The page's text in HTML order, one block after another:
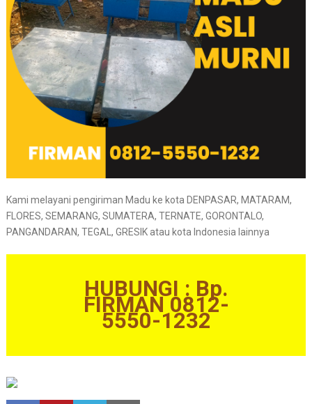
Kami melayani pengiriman Madu ke kota DENPASAR, MATARAM,
FLORES, SEMARANG, SUMATERA, TERNATE, GORONTALO,
PANGANDARAN, TEGAL, GRESIK atau kota Indonesia lainnya
HUBUNGI : Bp.
FIRMAN 0812-
5550-1232